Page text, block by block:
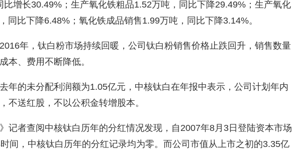
比增长30.49%；生产氧化铁粗品1.52万吨，同比下降29.49%；生产氧化
同比下降6.48%；氧化铁成品销售1.99万吨，同比下降3.14%。
年，钛白粉市场持续回暖，公司钛白粉销售价格止跌回升，销售数量
本、费用不断降低。
年的未分配利润额为1.05亿元，中核钛白在年报中表示，公司计划年内
不送红股，不以公积金转增股本。
》记者查阅中核钛白历年的分红情况发现，自2007年8月3日登陆资本市场
间，中核钛白历年的分红记录均为零。而公司市值从上市之初的3.35亿